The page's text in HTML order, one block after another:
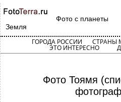
Фото с планеты
Земля
ГОРОДА РОССИИ СТРАНЫ
ЭТО ИНТЕРЕСНО
Фото Тоямя